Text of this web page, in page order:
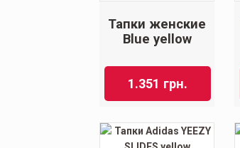
Тапки женские
Blue yellow
1.351 грн.